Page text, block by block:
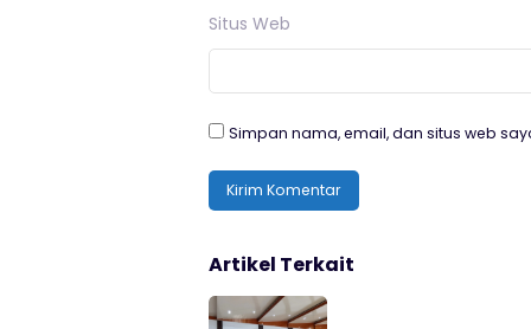
Situs Web
Simpan nama, email, dan situs web
Artikel Terkait